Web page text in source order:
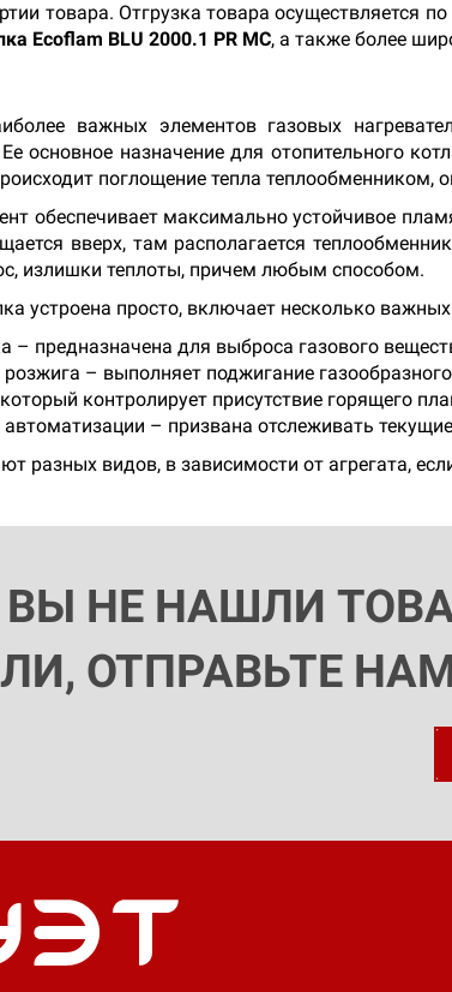
товара. Отгрузка товара осуществляется
Ecoflam BLU 2000.1 PR MC, а также более
важных элементов газовых
основное назначение для отопительного
поглощение тепла теплообменником,
обеспечивает максимально устойчивое
вверх, там располагается
излишки теплоты, причем любым способом.
устроена просто, включает несколько важных
– предназначена для выброса газового
– выполняет поджигание
контролирует присутствие горящего
– призвана отслеживать
разных видов, в зависимости от агрегата,
ВЫ НЕ НАШЛИ
ОТПРАВЬТЕ